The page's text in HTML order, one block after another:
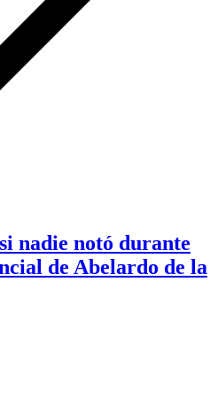
nadie notó durante
de Abelardo de la